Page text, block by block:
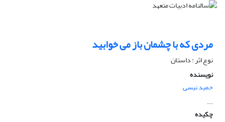
مردی که با چشمان باز می خوابید
نوع اثر : داستان
نویسنده
حمید نیسی
...
چکیده